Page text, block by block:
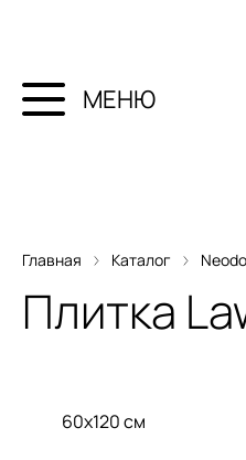
МЕНЮ
Главная Каталог
Плитка
60x120 см